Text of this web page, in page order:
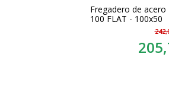
Fregadero de acero
100 FLAT - 100x50